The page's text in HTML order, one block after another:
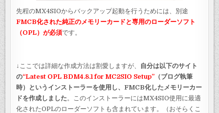
先程のMX4SIOからバックアップ起動を行うためには、別途
FMCB化された純正のメモリーカードと専用のローダーソフト
（OPL）が必須です。
↓ここでは詳細な作成方法は割愛しますが、 自分は以下のサイト
の“Latest OPL BDM4.8.1 for MC2SIO Setup” （ブログ執筆
時）というインストーラーを使用し、FMCB化したメモリーカー
ドを作成しました 。このインストーラーにはMX4SIO使用に最適
化されたOPLのローダーソフトも含まれています。（おそらくこ